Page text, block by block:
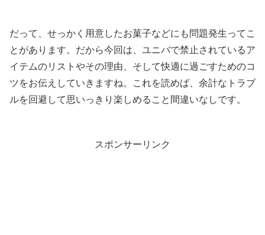
だって、せっかく用意したお菓子などにも問題発生ってこ
とがあります。だから今回は、ユニバで禁止されているア
イテムのリストやその理由、そして快適に過ごすためのコ
ツをお伝えしていきますね。これを読めば、余計なトラブ
ルを回避して思いっきり楽しめること間違いなしです。
スポンサーリンク